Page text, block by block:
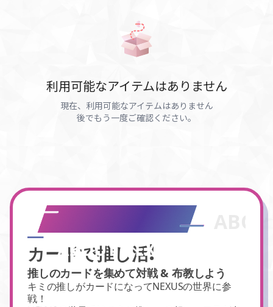
利用可能なアイテムはありません
現在、利用可能なアイテムはありません
後でもう一度ご確認ください。
ABOUT NEXUS
カードで推し活!
推しのカードを集めて対戦 & 布教しよう
キミの推しがカードになってNEXUSの世界に参
戦！